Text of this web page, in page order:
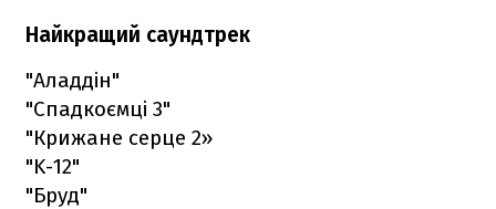
Найкращий саундтрек
"Аладдін"
"Спадкоємці 3"
"Крижане серце 2»
"K-12"
"Бруд"